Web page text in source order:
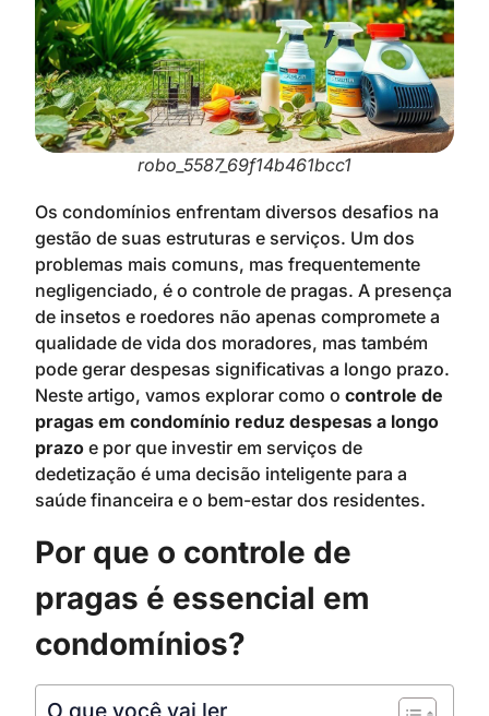
robo_5587_69f14b461bcc1
Os condomínios enfrentam diversos desafios na
gestão de suas estruturas e serviços. Um dos
problemas mais comuns, mas frequentemente
negligenciado, é o controle de pragas. A presença
de insetos e roedores não apenas compromete a
qualidade de vida dos moradores, mas também
pode gerar despesas significativas a longo prazo.
Neste artigo, vamos explorar como o controle de
pragas em condomínio reduz despesas a longo
prazo e por que investir em serviços de
dedetização é uma decisão inteligente para a
saúde financeira e o bem-estar dos residentes.
Por que o controle de
pragas é essencial em
condomínios?
O que você vai ler